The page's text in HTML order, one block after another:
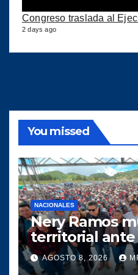
2 days ago
You missed
NACIONALES
Nery Ramos
territorial ante
personas en
AGOSTO 8, 2026